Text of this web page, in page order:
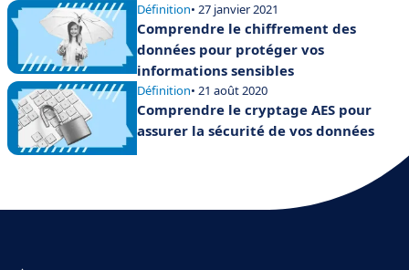
Définition• 27 janvier 2021
Comprendre le chiffrement des
données pour protéger vos
informations sensibles
Définition• 21 août 2020
Comprendre le cryptage AES pour
assurer la sécurité de vos données